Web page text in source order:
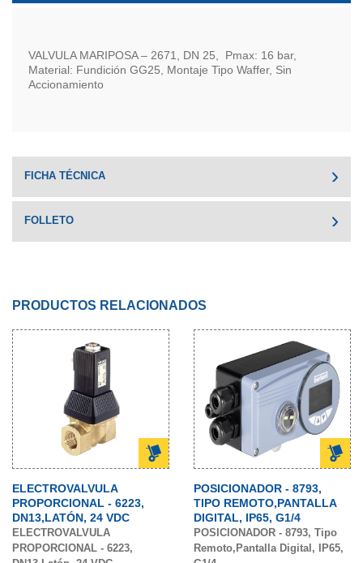
VALVULA MARIPOSA – 2671, DN 25, Pmax: 16 bar,
Material: Fundición GG25, Montaje Tipo Waffer, Sin
Accionamiento
FICHA TÉCNICA
FOLLETO
PRODUCTOS RELACIONADOS
ELECTROVALVULA
PROPORCIONAL - 6223,
DN13,LATÓN, 24 VDC
ELECTROVALVULA
PROPORCIONAL - 6223,
POSICIONADOR - 8793,
TIPO REMOTO,PANTALLA
DIGITAL, IP65, G1/4
POSICIONADOR - 8793, Tipo
Remoto,Pantalla Digital, IP65,